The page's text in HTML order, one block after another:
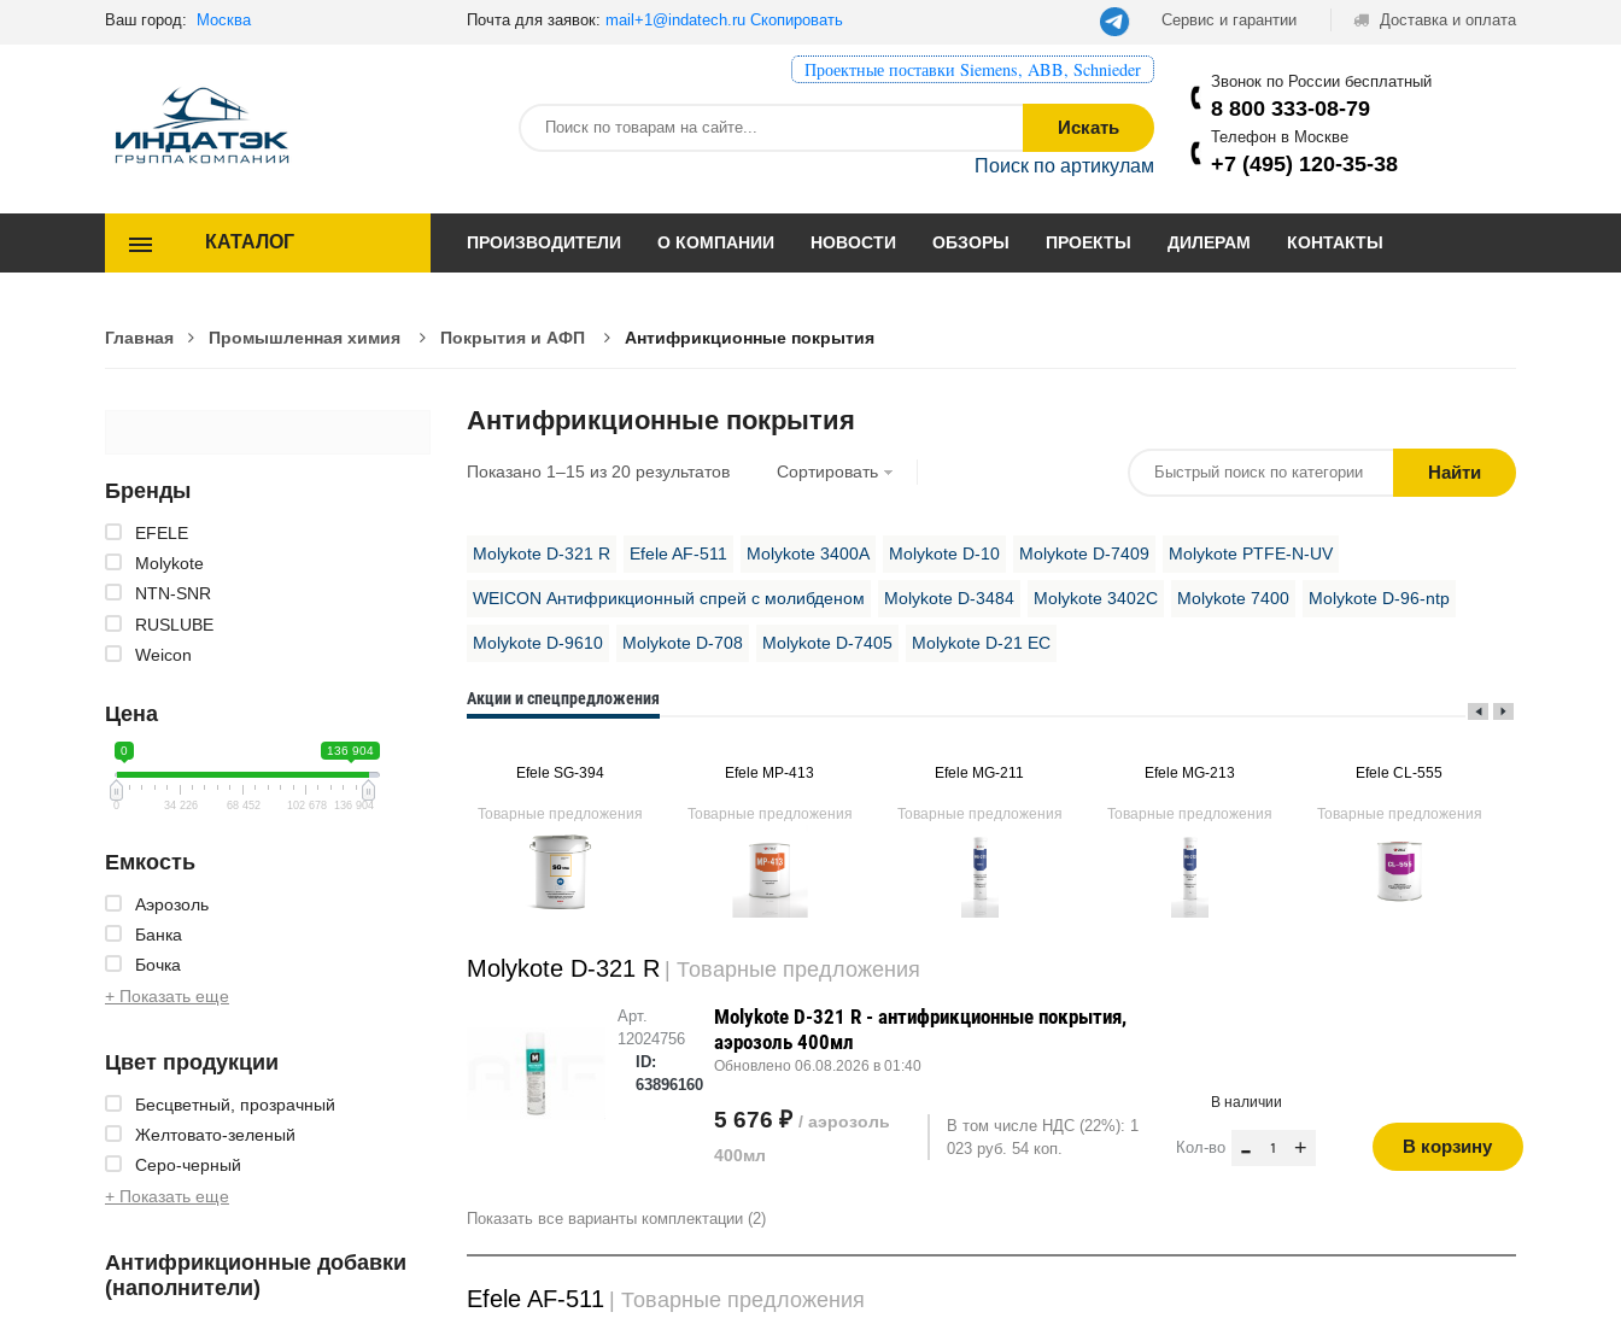
Ваш город: Москва Почта для заявок: mail+1@indatech.ru Скопировать Сервис и гарантии Доставка и оплата
Проектные поставки Siemens, ABB, Schnieder
Искать
Поиск по артикулам
Звонок по России бесплатный
8 800 333-08-79
Телефон в Москве
+7 (495) 120-35-38
КАТАЛОГ ПРОИЗВОДИТЕЛИ О КОМПАНИИ НОВОСТИ ОБЗОРЫ ПРОЕКТЫ ДИЛЕРАМ КОНТАКТЫ
Главная Промышленная химия Покрытия и АФП Антифрикционные покрытия
Бренды
EFELE
Molykote
NTN-SNR
RUSLUBE
Weicon
Цена
0 136 904
0 34 226 68 452 102 678 136 904
Емкость
Аэрозоль
Банка
Бочка
+ Показать еще
Цвет продукции
Бесцветный, прозрачный
Желтовато-зеленый
Серо-черный
+ Показать еще
Антифрикционные добавки
(наполнители)
Антифрикционные покрытия
Показано 1–15 из 20 результатов Сортировать Найти
Molykote D-321 R Efele AF-511 Molykote 3400A Molykote D-10 Molykote D-7409 Molykote PTFE-N-UV
WEICON Антифрикционный спрей с молибденом Molykote D-3484 Molykote 3402C Molykote 7400 Molykote D-96-ntp
Molykote D-9610 Molykote D-708 Molykote D-7405 Molykote D-21 EC
Акции и спецпредложения
Efele CL-555
Товарные предложения
Efele MG-212
Товарные предложения
Efele SG-394
Товарные предложения
Efele MP-413
Товарные предложения
Efele MG-211
Товарные предложения
Efele MG-213
Товарные предложения
Efele CL-555
Товарные предложения
Molykote D-321 R | Товарные предложения
Арт.
12024756
ID:
63896160
Molykote D-321 R - антифрикционные покрытия,
аэрозоль 400мл
Обновлено 06.08.2026 в 01:40
5 676 ₽/ аэрозоль
400мл
В том числе НДС (22%): 1
023 руб. 54 коп.
В наличии
Кол-во - + В корзину
Показать все варианты комплектации (2)
Efele AF-511 | Товарные предложения